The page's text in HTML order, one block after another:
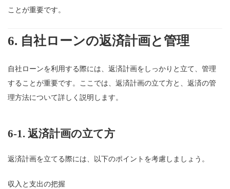
ことが重要です。
6. 自社ローンの返済計画と管理
自社ローンを利用する際には、返済計画をしっかりと立て、管理
することが重要です。ここでは、返済計画の立て方と、返済の管
理方法について詳しく説明します。
6-1. 返済計画の立て方
返済計画を立てる際には、以下のポイントを考慮しましょう。
収入と支出の把握